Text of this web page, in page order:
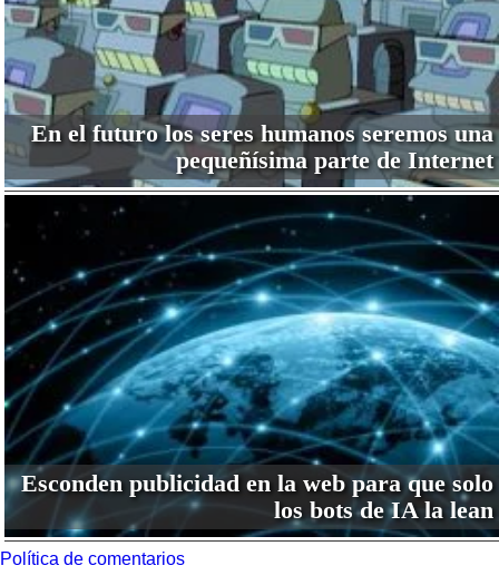
En el futuro los seres humanos seremos una
pequeñísima parte de Internet
Esconden publicidad en la web para que solo
los bots de IA la lean
Política de comentarios